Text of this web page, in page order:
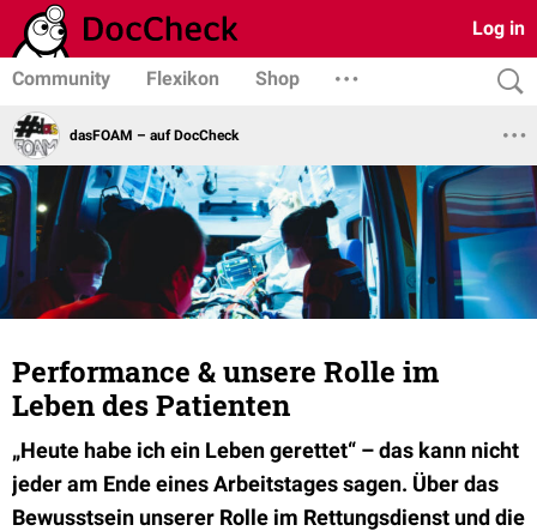
Log in
Community Flexikon Shop
dasFOAM – auf DocCheck
Performance & unsere Rolle im
Leben des Patienten
„Heute habe ich ein Leben gerettet“ – das kann nicht
jeder am Ende eines Arbeitstages sagen. Über das
Bewusstsein unserer Rolle im Rettungsdienst und die